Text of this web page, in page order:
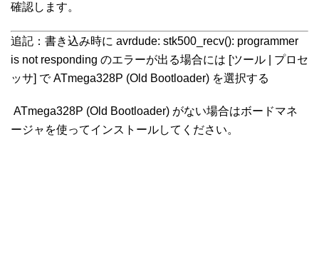
確認します。
追記：書き込み時に avrdude: stk500_recv(): programmer
is not responding のエラーが出る場合には [ツール | プロセ
ッサ] でATmega328P (Old Bootloader) を選択する
ATmega328P (Old Bootloader) がない場合はボードマネ
ージャを使ってインストールしてください。